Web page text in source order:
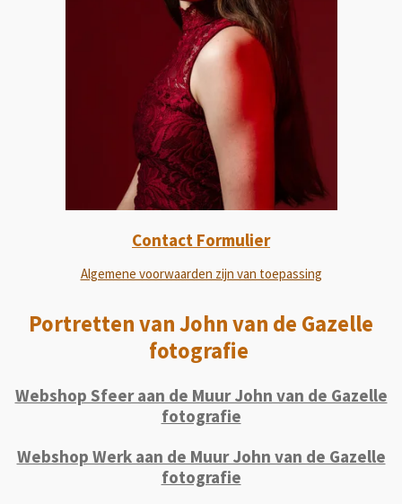
Contact Formulier
Algemene voorwaarden zijn van toepassing
Portretten van John van de Gazelle
fotografie
Webshop Sfeer aan de Muur John van de Gazelle
fotografie
Webshop Werk aan de Muur John van de Gazelle
fotografie